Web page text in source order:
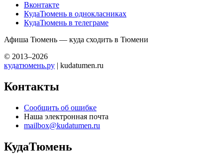
Вконтакте
КудаТюмень в однокласниках
КудаТюмень в телеграме
Афиша Тюмень — куда сходить в Тюмени
© 2013–2026
кудатюмень.ру | kudatumen.ru
Контакты
Сообщить об ошибке
Наша электронная почта
mailbox@kudatumen.ru
КудаТюмень